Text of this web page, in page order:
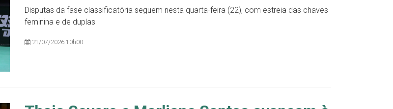
Disputas da fase classificatória seguem nesta quarta-feira (22), com estreia das chaves
feminina e de duplas
21/07/2026 10h00